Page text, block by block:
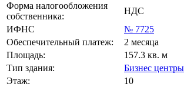
Форма налогообложения
собственника:
НДС
ИФНС
№ 7725
Обеспечительный платеж:
2 месяца
Площадь:
157.3 кв. м
Тип здания:
Бизнес
Этаж:
10